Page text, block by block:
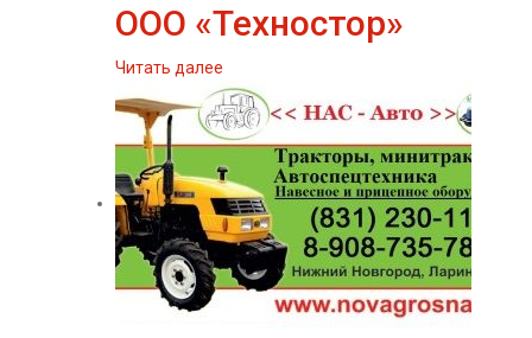
ООО «Техностор»
Читать далее